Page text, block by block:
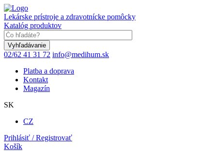
Skočiť
na
hlavný
obsah
Lekárske prístroje a zdravotnícke pomôcky
Katalóg produktov
02/62 41 31 72 info@medihum.sk
Platba a doprava
Kontakt
Magazín
SK
CZ
Prihlásiť / Registrovať
Košík